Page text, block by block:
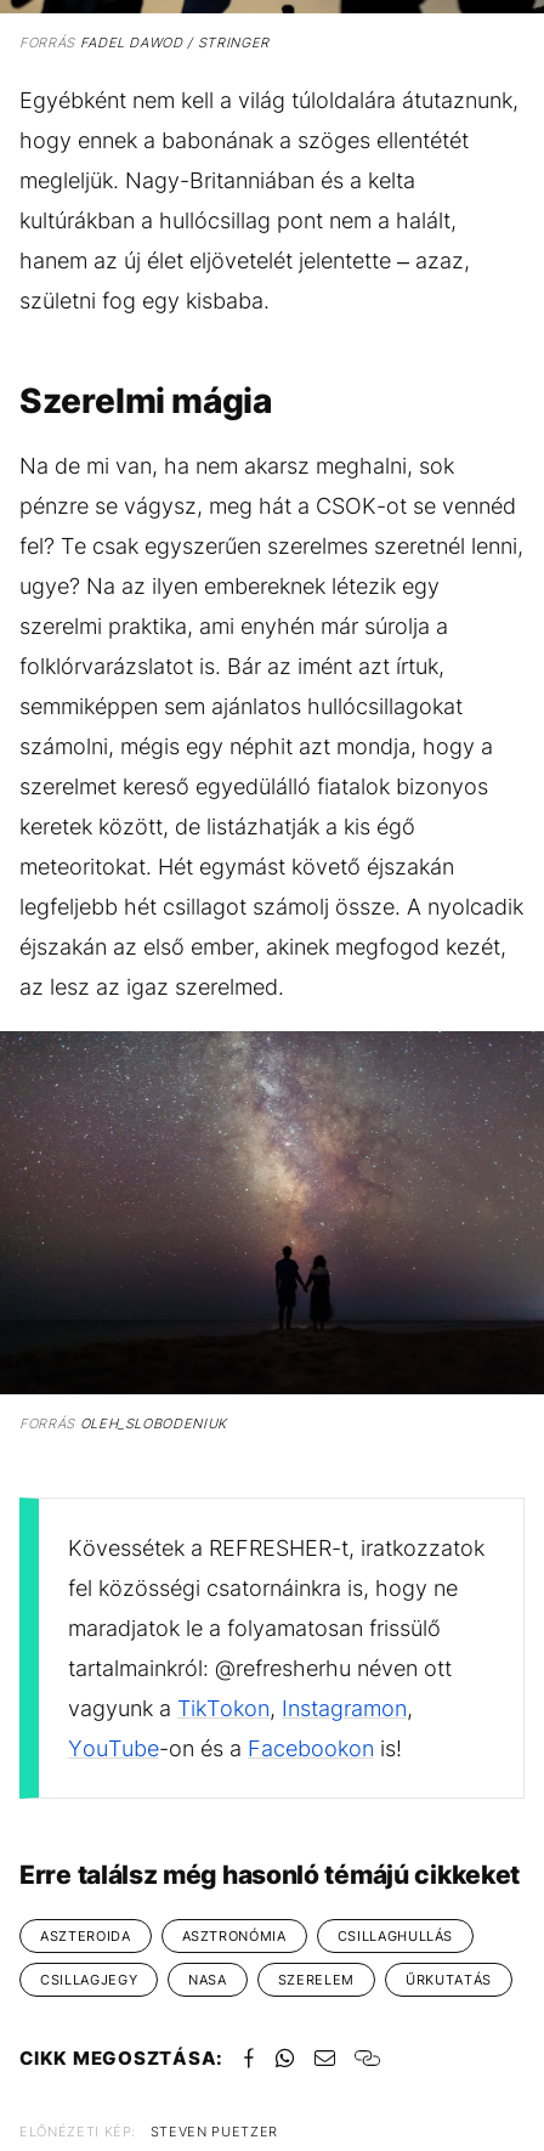
FORRÁSFADEL DAWOD / STRINGER
Egyébként nem kell a világ túloldalára átutaznunk,
hogy ennek a babonának a szöges ellentétét
megleljük. Nagy-Britanniában és a kelta
kultúrákban a hullócsillag pont nem a halált,
hanem az új élet eljövetelét jelentette – azaz,
születni fog egy kisbaba.
Szerelmi mágia
Na de mi van, ha nem akarsz meghalni, sok
pénzre se vágysz, meg hát a CSOK-ot se vennéd
fel? Te csak egyszerűen szerelmes szeretnél lenni,
ugye? Na az ilyen embereknek létezik egy
szerelmi praktika, ami enyhén már súrolja a
folklórvarázslatot is. Bár az imént azt írtuk,
semmiképpen sem ajánlatos hullócsillagokat
számolni, mégis egy néphit azt mondja, hogy a
szerelmet kereső egyedülálló fiatalok bizonyos
keretek között, de listázhatják a kis égő
meteoritokat. Hét egymást követő éjszakán
legfeljebb hét csillagot számolj össze. A nyolcadik
éjszakán az első ember, akinek megfogod kezét,
az lesz az igaz szerelmed.
FORRÁSOLEH_SLOBODENIUK
Kövessétek a REFRESHER-t, iratkozzatok
fel közösségi csatornáinkra is, hogy ne
maradjatok le a folyamatosan frissülő
tartalmainkról: @refresherhu néven ott
vagyunk a TikTokon, Instagramon,
YouTube-on és a Facebookon is!
Erre találsz még hasonló témájú cikkeket
ASZTEROIDA ASZTRONÓMIA CSILLAGHULLÁS
CSILLAGJEGY NASA SZERELEM ŰRKUTATÁS
CIKK MEGOSZTÁSA:
ELŐNÉZETI KÉP: STEVEN PUETZER